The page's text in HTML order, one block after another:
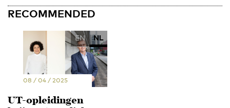
RECOMMENDED
EN NL
08 / 04 / 2025
UT-opleidingen